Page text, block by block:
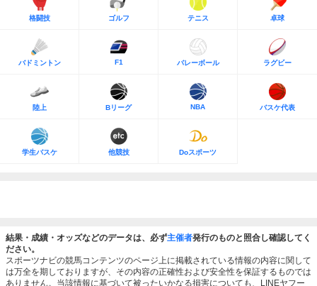
格闘技 ゴルフ テニス 卓球
バドミントン F1 バレーボール ラグビー
陸上 Bリーグ NBA バスケ代表
学生バスケ 他競技 Doスポーツ
結果・成績・オッズなどのデータは、必ず主催者発行のものと照合し確認してく
ださい。
スポーツナビの競馬コンテンツのページ上に掲載されている情報の内容に関して
は万全を期しておりますが、その内容の正確性および安全性を保証するものでは
ありません。当該情報に基づいて被ったいかなる損害についても、LINEヤフー